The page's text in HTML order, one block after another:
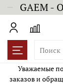
GAEM -
Уважаемые
заказов и